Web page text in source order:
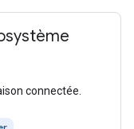
connectée.